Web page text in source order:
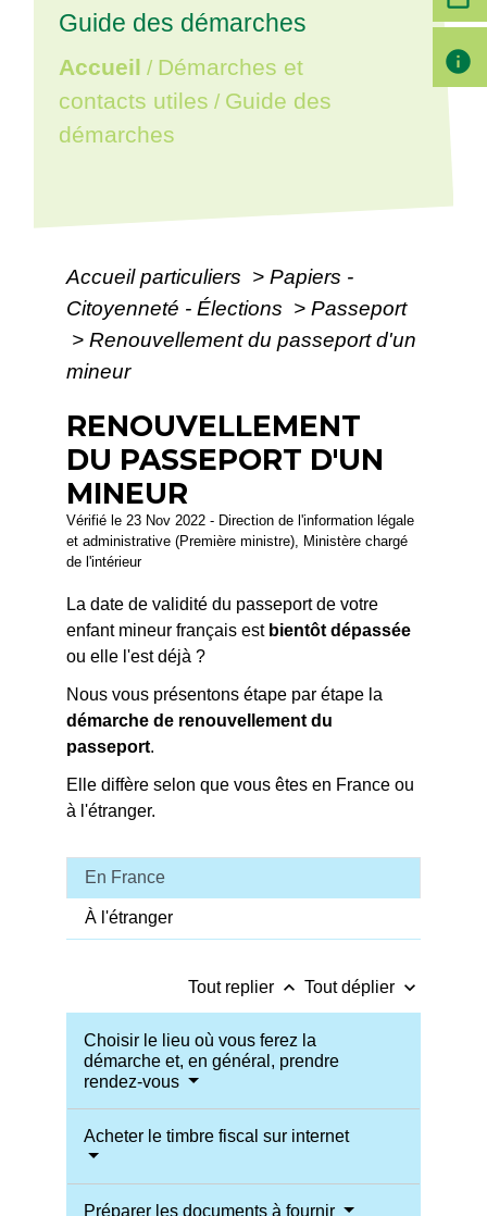
Guide des démarches
Accueil / Démarches et
contacts utiles / Guide des
démarches
Accueil particuliers > Papiers -
Citoyenneté - Élections > Passeport
> Renouvellement du passeport d'un
mineur
RENOUVELLEMENT
DU PASSEPORT D'UN
MINEUR
Vérifié le 23 Nov 2022 - Direction de l'information légale
et administrative (Première ministre), Ministère chargé
de l'intérieur
La date de validité du passeport de votre
enfant mineur français est bientôt dépassée
ou elle l'est déjà ?
Nous vous présentons étape par étape la
démarche de renouvellement du
passeport.
Elle diffère selon que vous êtes en France ou
à l'étranger.
En France
À l'étranger
Tout replier keyboard_arrow_up Tout déplier keyboard_arrow_down
Choisir le lieu où vous ferez la
démarche et, en général, prendre
rendez-vous
Acheter le timbre fiscal sur internet
Préparer les documents à fournir
info